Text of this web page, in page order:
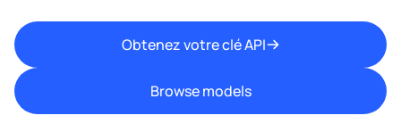
Obtenez votre clé API
Browse models